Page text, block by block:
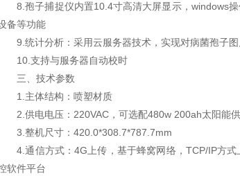
8.孢子捕捉仪内置10.4寸高清大屏显示，windows操
备等功能
9.统计分析：采用云服务器技术，实现对病菌孢子图
10.支持与服务器自动校时
三、技术参数
1.主体结构：喷塑材质
2.供电电压：220VAC，可选配480w 200ah太阳能
3.整机尺寸：420.0*308.7*787.7mm
4.通信方式：4G上传，基于蜂窝网络，TCP/IP方式
软件平台